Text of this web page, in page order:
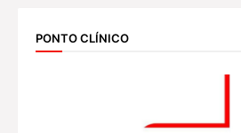
PONTO CLÍNICO